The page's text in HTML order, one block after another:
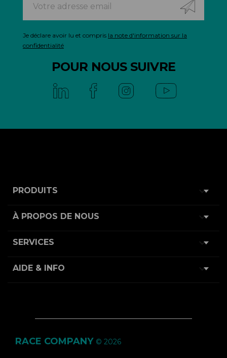
Je déclare avoir lu et compris la note d'information sur la
confidentialité
POUR NOUS SUIVRE
PRODUITS 
À PROPOS DE NOUS 
SERVICES 
AIDE & INFO 
RACE COMPANY © 2026